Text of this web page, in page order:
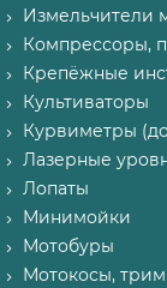
Измельчители
Компрессоры,
Крепёжные
Культиваторы
Курвиметры
Лазерные
Лопаты
Минимойки
Мотобуры
Мотокосы,